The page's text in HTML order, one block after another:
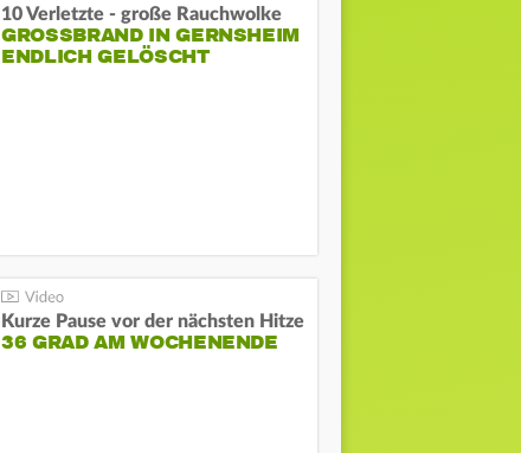
10 Verletzte - große Rauchwolke
GROSSBRAND IN GERNSHEIM E
NDLICH GELÖSCHT
Kurze Pause vor der nächsten Hitze
36 GRAD AM WOCHENENDE